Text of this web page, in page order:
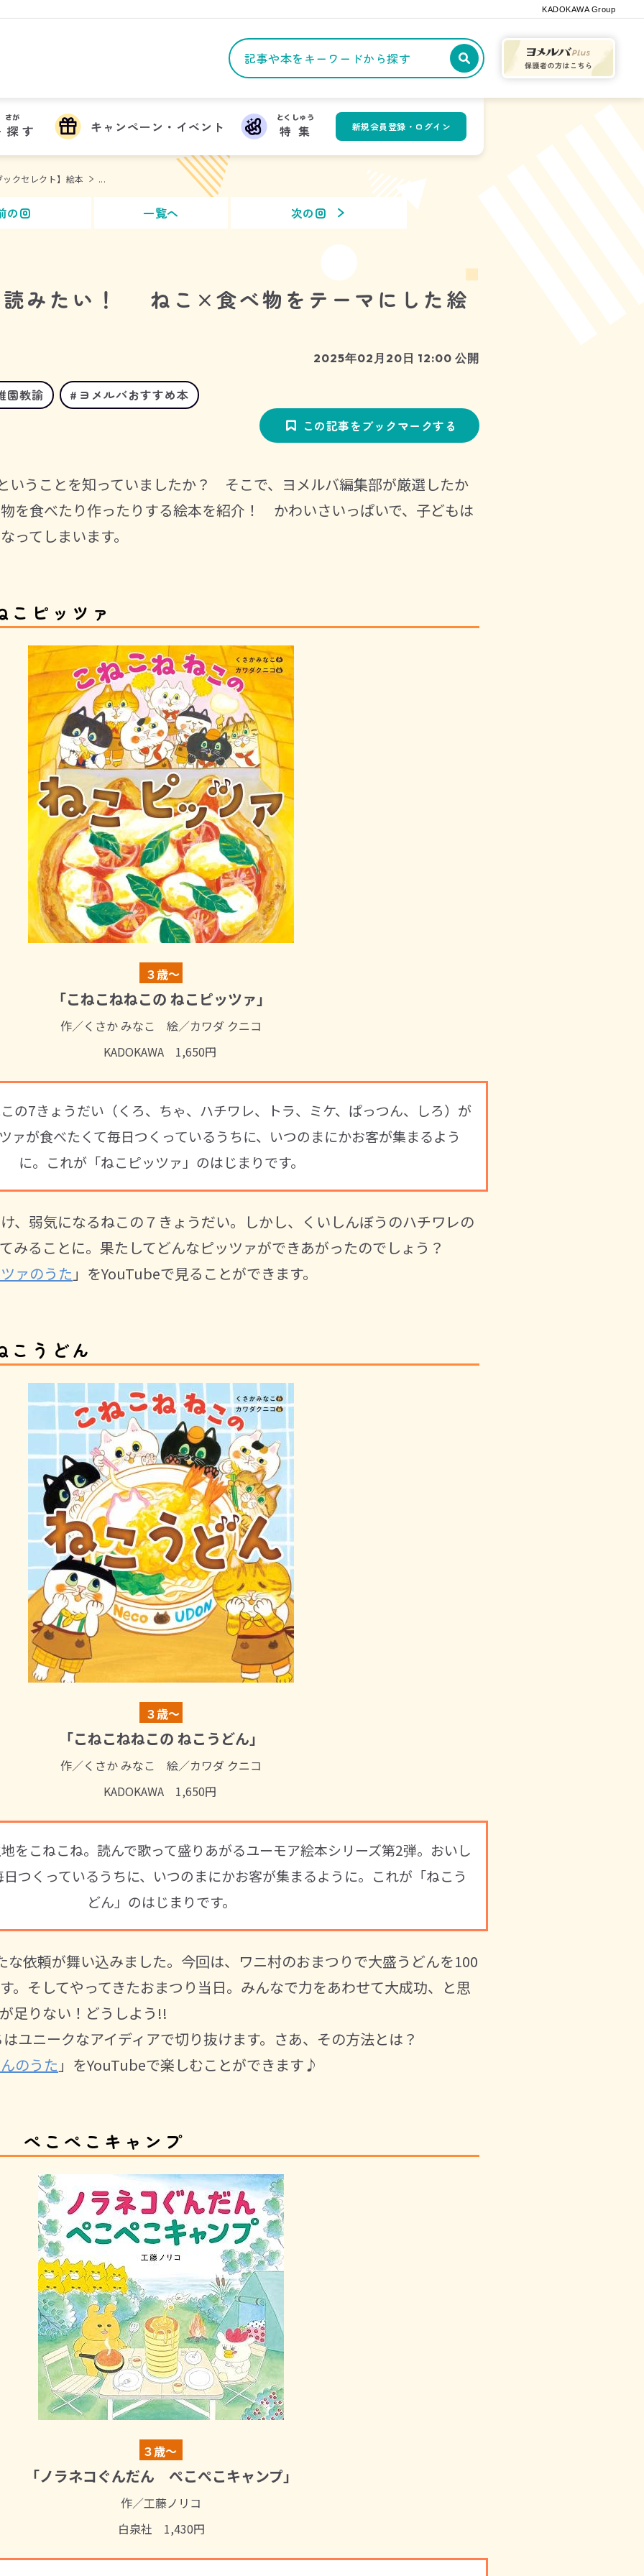
KADOKAWA Group
記事や本をキーワードから探す
探
さが
す キャンペーン・イベント 特集
とくしゅう
新規会員登録・ログイン
ックセレクト】絵本 ...
の回 一覧へ 次の回
読みたい！ ねこ×食べ物をテーマにした絵
2025年02月20日 12:00 公開
園教諭
ヨメルバおすすめ本
この記事をブックマークする
いうことを知っていましたか？ そこで、ヨメルバ編集部が厳選したか
を食べたり作ったりする絵本を紹介！ かわいさいっぱいで、子どもは
ってしまいます。
こピッツァ
３歳～
「こねこねねこの ねこピッツァ」
作／くさか みなこ 絵／カワダ クニコ
KADOKAWA 1,650円
の7きょうだい（くろ、ちゃ、ハチワレ、トラ、ミケ、ぱっつん、しろ）が
ァが食べたくて毎日つくっているうちに、いつのまにかお客が集まるよう
に。これが「ねこピッツァ」のはじまりです。
、弱気になるねこの７きょうだい。しかし、くいしんぼうのハチワレの
みることに。果たしてどんなピッツァができあがったのでしょう？
ァのうた 」をYouTubeで見ることができます。
こうどん
３歳～
「こねこねねこの ねこうどん」
作／くさか みなこ 絵／カワダ クニコ
KADOKAWA 1,650円
をこねこね。読んで歌って盛りあがるユーモア絵本シリーズ第2弾。おいし
つくっているうちに、いつのまにかお客が集まるように。これが「ねこう
どん」のはじまりです。
な依頼が舞い込みました。今回は、ワニ村のおまつりで大盛うどんを100
。そしてやってきたおまつり当日。みんなで力をあわせて大成功、と思
足りない！どうしよう!!
ユニークなアイディアで切り抜けます。さあ、その方法とは？
のうた 」をYouTubeで楽しむことができます♪
ぺこぺこキャンプ
３歳～
「ノラネコぐんだん ぺこぺこキャンプ」
作／工藤ノリコ
白泉社 1,430円